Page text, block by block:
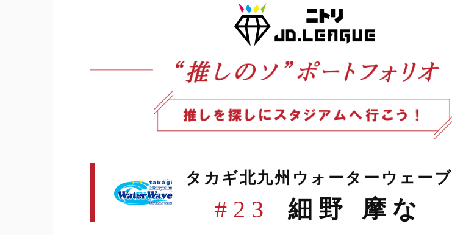
タカギ北九州ウォーターウェーブ
#23 細野 摩な